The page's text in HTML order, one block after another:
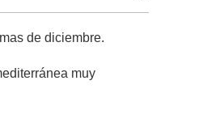
de diciembre.
muy